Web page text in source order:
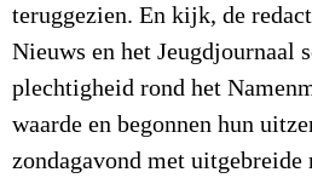
teruggezien. En kijk, de
Nieuws en het Jeugdjournaal
plechtigheid rond het
waarde en begonnen hun
zondagavond met uitgebreide